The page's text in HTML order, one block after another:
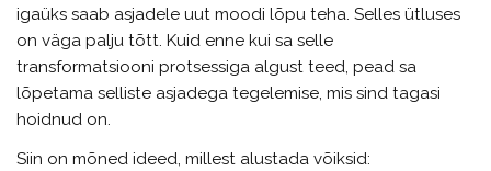
igaüks saab asjadele uut moodi lõpu teha. Selles ütluses
on väga palju tõtt. Kuid enne kui sa selle
transformatsiooni protsessiga algust teed, pead sa
lõpetama selliste asjadega tegelemise, mis sind tagasi
hoidnud on.
Siin on mõned ideed, millest alustada võiksid: